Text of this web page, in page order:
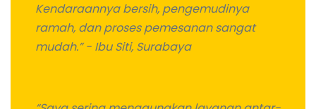
Kendaraannya bersih, pengemudinya
ramah, dan proses pemesanan sangat
mudah.”- Ibu Siti, Surabaya